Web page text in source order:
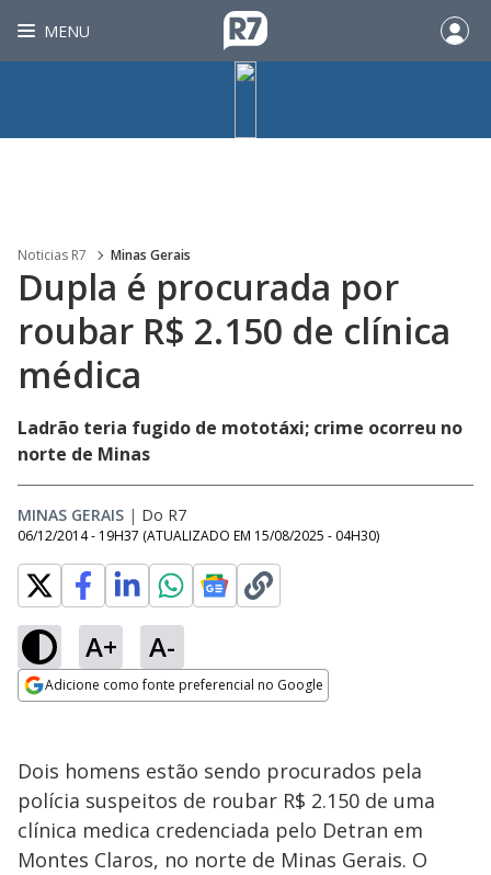
MENU
Noticias R7 Minas Gerais
Dupla é procurada por
roubar R$ 2.150 de clínica
médica
Ladrão teria fugido de mototáxi; crime ocorreu no
norte de Minas
MINAS GERAIS | Do R7
06/12/2014 - 19H37 (ATUALIZADO EM 15/08/2025 - 04H30)
A+ A-
Adicione como fonte preferencial no Google
Dois homens estão sendo procurados pela
polícia suspeitos de roubar R$ 2.150 de uma
clínica medica credenciada pelo Detran em
Montes Claros, no norte de Minas Gerais. O